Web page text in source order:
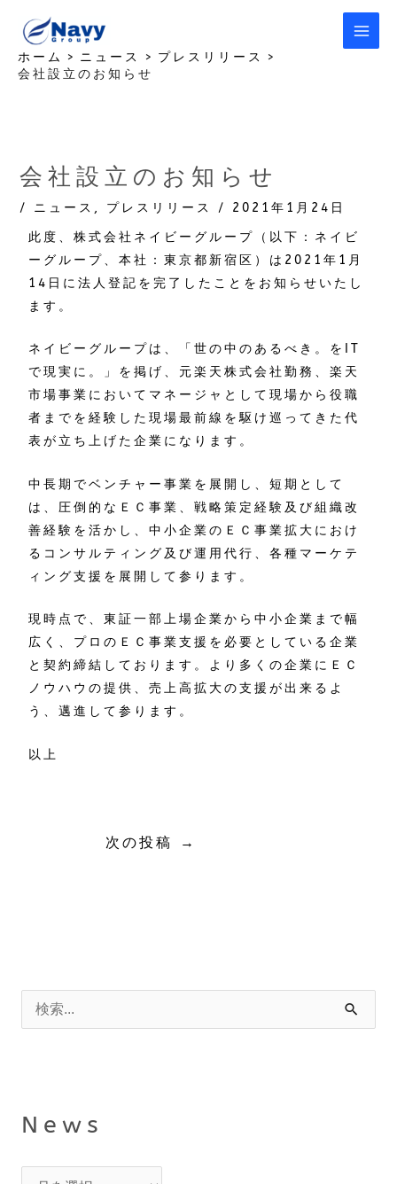
ホーム ニュース
プレスリリース
会社設立のお知らせ
会社設立のお知らせ
/ ニュース , プレスリリース / 2021年1月24日
此度、株式会社ネイビーグループ（以下：ネイビ
ーグループ、本社：東京都新宿区）は2021年1月
14日に法人登記を完了したことをお知らせいたし
ます。
ネイビーグループは、「世の中のあるべき。をIT
で現実に。」を掲げ、元楽天株式会社勤務、楽天
市場事業においてマネージャとして現場から役職
者までを経験した現場最前線を駆け巡ってきた代
表が立ち上げた企業になります。
中長期でベンチャー事業を展開し、短期として
は、圧倒的なＥＣ事業、戦略策定経験及び組織改
善経験を活かし、中小企業のＥＣ事業拡大におけ
るコンサルティング及び運用代行、各種マーケテ
ィング支援を展開して参ります。
現時点で、東証一部上場企業から中小企業まで幅
広く、プロのＥＣ事業支援を必要としている企業
と契約締結しております。より多くの企業にＥＣ
ノウハウの提供、売上高拡大の支援が出来るよ
う、邁進して参ります。
以上
次の投稿 →
検
:
News
w
テ
ゴ